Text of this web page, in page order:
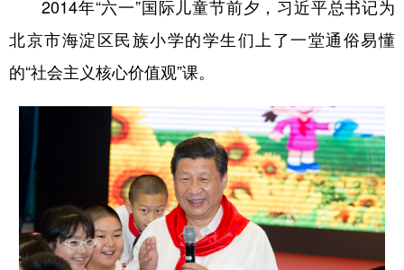
2014年“六一”国际儿童节前夕，习近平总书记为
北京市海淀区民族小学的学生们上了一堂通俗易懂
的“社会主义核心价值观”课。